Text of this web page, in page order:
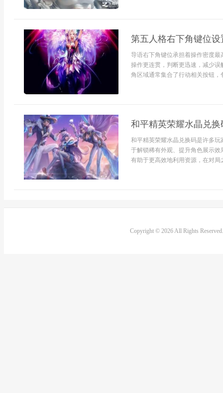
第五人格右下角键位设
导语右下角键位承担着操作密度
操作更连贯，判断更迅速，减少
角区域通常集合了行动相关按钮，
和平精英荣耀水晶兑
和平精英荣耀水晶兑换码是许多
于解锁稀有外观、提升角色展示
有助于更高效地利用资源，在对
Copyright © 2026 All Rights